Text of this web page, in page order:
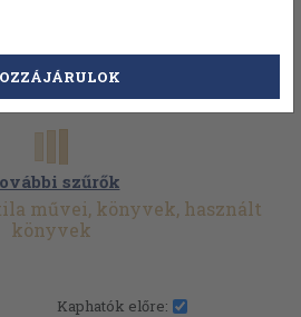
szűrők
művei, könyvek, használt
könyvek
Kaphatók előre: